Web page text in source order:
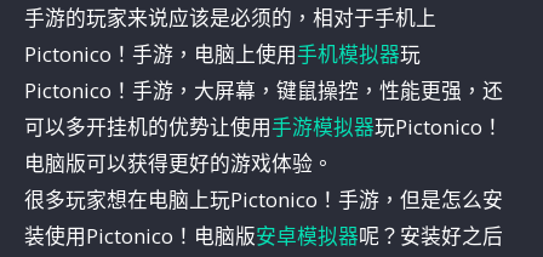
手游的玩家来说应该是必须的，相对于手机上
Pictonico！手游，电脑上使用手机模拟器玩
Pictonico！手游，大屏幕，键鼠操控，性能更强，还
可以多开挂机的优势让使用手游模拟器玩Pictonico！
电脑版可以获得更好的游戏体验。
很多玩家想在电脑上玩Pictonico！手游，但是怎么安
装使用Pictonico！电脑版安卓模拟器呢？安装好之后